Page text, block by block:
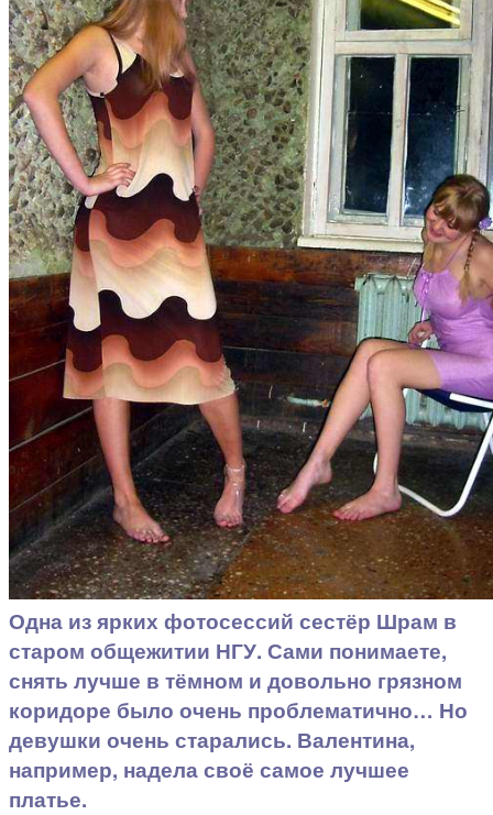
Одна из ярких фотосессий сестёр Шрам в
старом общежитии НГУ. Сами понимаете,
снять лучше в тёмном и довольно грязном
коридоре было очень проблематично… Но
девушки очень старались. Валентина,
например, надела своё самое лучшее
платье.